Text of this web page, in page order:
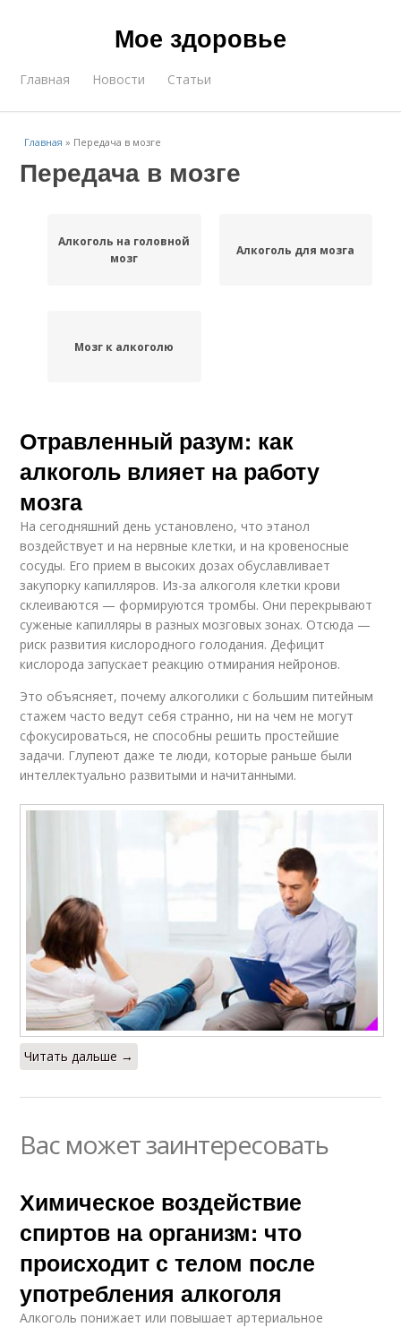
Мое здоровье
Главная Новости Статьи
Главная » Передача в мозге
Передача в мозге
Алкоголь на головной
мозг
Алкоголь для мозга
Мозг к алкоголю
Отравленный разум: как
алкоголь влияет на работу
мозга
На сегодняшний день установлено, что этанол
воздействует и на нервные клетки, и на кровеносные
сосуды. Его прием в высоких дозах обуславливает
закупорку капилляров. Из-за алкоголя клетки крови
склеиваются — формируются тромбы. Они перекрывают
суженые капилляры в разных мозговых зонах. Отсюда —
риск развития кислородного голодания. Дефицит
кислорода запускает реакцию отмирания нейронов.
Это объясняет, почему алкоголики с большим питейным
стажем часто ведут себя странно, ни на чем не могут
сфокусироваться, не способны решить простейшие
задачи. Глупеют даже те люди, которые раньше были
интеллектуально развитыми и начитанными.
Читать дальше →
Вас может заинтересовать
Химическое воздействие
спиртов на организм: что
происходит с телом после
употребления алкоголя
Алкоголь понижает или повышает артериальное